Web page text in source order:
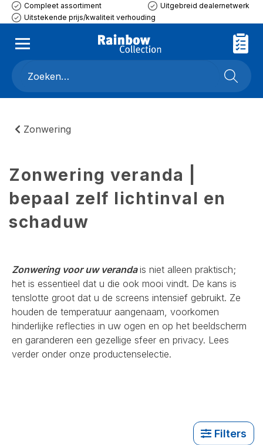
Compleet assortiment
Uitgebreid dealernetwerk
Uitstekende prijs/kwaliteit verhouding
Zonwering
Zonwering veranda |
bepaal zelf lichtinval en
schaduw
Zonwering voor uw verandais niet alleen praktisch;
het is essentieel dat u die ook mooi vindt. De kans is
tenslotte groot dat u de screens intensief gebruikt. Ze
houden de temperatuur aangenaam, voorkomen
hinderlijke reflecties in uw ogen en op het beeldscherm
en garanderen een gezellige sfeer en privacy. Lees
verder onder onze productenselectie.
Filters